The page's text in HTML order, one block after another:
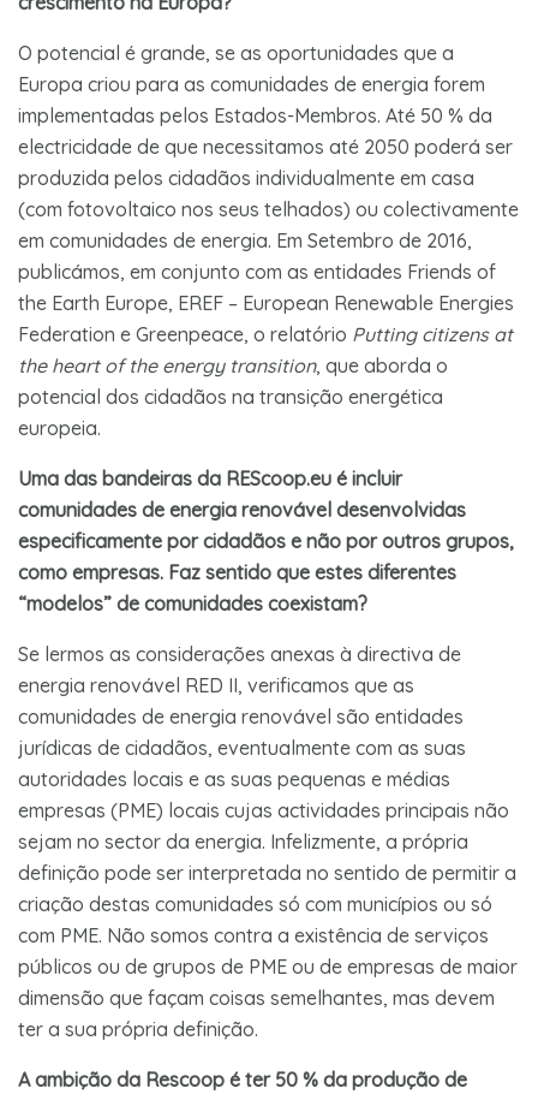
O potencial é grande, se as oportunidades que a
Europa criou para as comunidades de energia forem
implementadas pelos Estados-Membros. Até 50 % da
electricidade de que necessitamos até 2050 poderá ser
produzida pelos cidadãos individualmente em casa
(com fotovoltaico nos seus telhados) ou colectivamente
em comunidades de energia. Em Setembro de 2016,
publicámos, em conjunto com as entidades Friends of
the Earth Europe, EREF – European Renewable Energies
Federation e Greenpeace, o relatório Putting citizens at
the heart of the energy transition, que aborda o
potencial dos cidadãos na transição energética
europeia.
Uma das bandeiras da REScoop.eu é incluir
comunidades de energia renovável desenvolvidas
especificamente por cidadãos e não por outros grupos,
como empresas. Faz sentido que estes diferentes
“modelos” de comunidades coexistam?
Se lermos as considerações anexas à directiva de
energia renovável RED II, verificamos que as
comunidades de energia renovável são entidades
jurídicas de cidadãos, eventualmente com as suas
autoridades locais e as suas pequenas e médias
empresas (PME) locais cujas actividades principais não
sejam no sector da energia. Infelizmente, a própria
definição pode ser interpretada no sentido de permitir a
criação destas comunidades só com municípios ou só
com PME. Não somos contra a existência de serviços
públicos ou de grupos de PME ou de empresas de maior
dimensão que façam coisas semelhantes, mas devem
ter a sua própria definição.
A ambição da Rescoop é ter 50 % da produção de